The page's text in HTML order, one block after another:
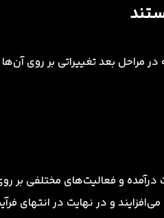
مراحل بعد تغییراتی بر روی
و فعالیت‌های مختلفی بر
و در نهایت در انتهای